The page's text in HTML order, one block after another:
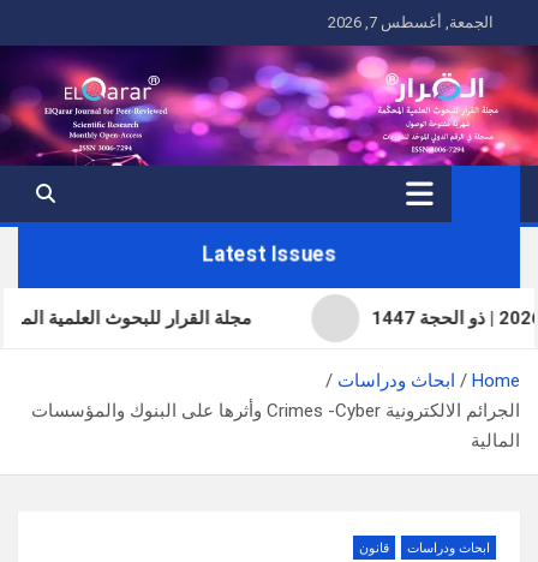
to
content
الجمعة, أغسطس 7, 2026
Latest Issues
مجلة القرار للبحوث العلمية
Home
ابحاث ودراسات
الجرائم الالكترونیة Crimes -Cyber وأثرھا على البنوك والمؤسسات
المالیة
ابحاث ودراسات قانون